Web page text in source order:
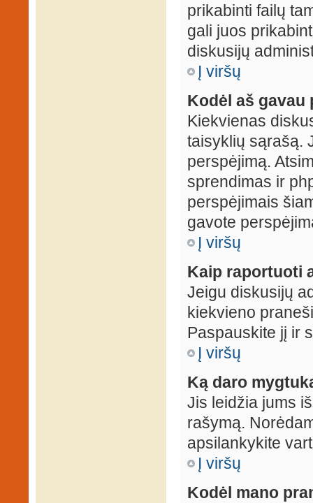
prikabinti failų
gali juos
diskusijų
Į viršų
Kodėl aš gavau
Kiekvienas
taisyklių sąrašą.
perspėjimą.
sprendimas ir
perspėjimais
gavote
Į viršų
Kaip raportuoti
Jeigu diskusijų
kiekvieno
Paspauskite jį ir
Į viršų
Ką daro
Jis leidžia jums
rašymą.
apsilankykite
Į viršų
Kodėl mano